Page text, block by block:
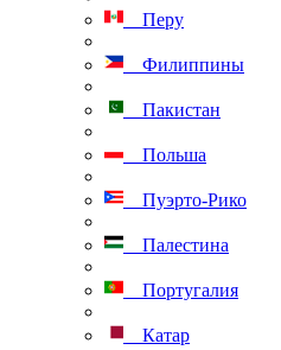
Перу
Филиппины
Пакистан
Польша
Пуэрто-Рико
Палестина
Португалия
Катар